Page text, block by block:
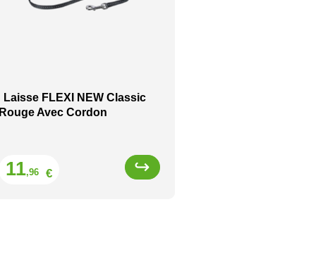
Laisse FLEXI NEW Classic
Rouge Avec Cordon
11,96 €